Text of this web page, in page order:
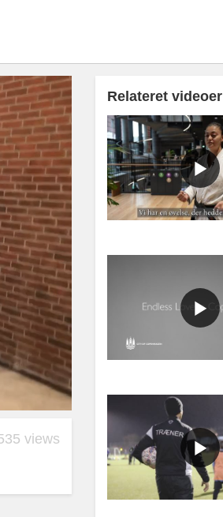
views
Relateret videoer